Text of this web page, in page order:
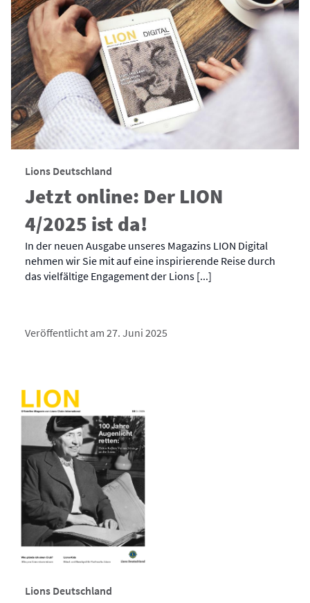
Lions Deutschland
Jetzt online: Der LION
4/2025 ist da!
In der neuen Ausgabe unseres Magazins LION Digital
nehmen wir Sie mit auf eine inspirierende Reise durch
das vielfältige Engagement der Lions [...]
Veröffentlicht am 27. Juni 2025
Lions Deutschland